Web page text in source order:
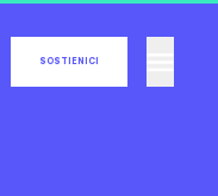
SOSTIENICI